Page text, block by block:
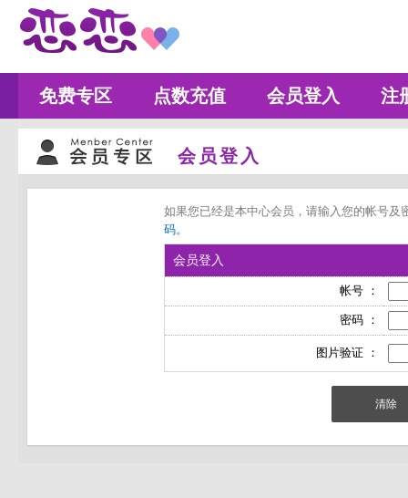
免费专区 点数充值 会员登入 注
会员登入
如果您已经是本中心会员，请输入您的帐号
码。
会员登入
帐号 ：
密码 ：
图片验证 ：